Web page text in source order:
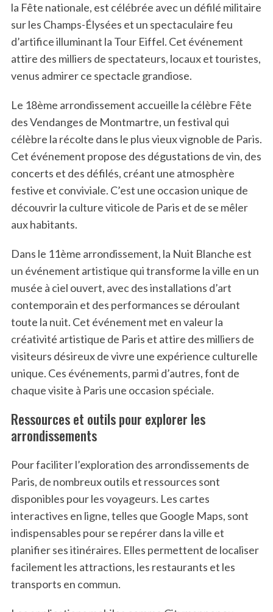
la Fête nationale, est célébrée avec un défilé militaire
sur les Champs-Élysées et un spectaculaire feu
d’artifice illuminant la Tour Eiffel. Cet événement
attire des milliers de spectateurs, locaux et touristes,
venus admirer ce spectacle grandiose.
Le 18ème arrondissement accueille la célèbre Fête
des Vendanges de Montmartre, un festival qui
célèbre la récolte dans le plus vieux vignoble de Paris.
Cet événement propose des dégustations de vin, des
concerts et des défilés, créant une atmosphère
festive et conviviale. C’est une occasion unique de
découvrir la culture viticole de Paris et de se mêler
aux habitants.
Dans le 11ème arrondissement, la Nuit Blanche est
un événement artistique qui transforme la ville en un
musée à ciel ouvert, avec des installations d’art
contemporain et des performances se déroulant
toute la nuit. Cet événement met en valeur la
créativité artistique de Paris et attire des milliers de
visiteurs désireux de vivre une expérience culturelle
unique. Ces événements, parmi d’autres, font de
chaque visite à Paris une occasion spéciale.
Ressources et outils pour explorer les
arrondissements
Pour faciliter l’exploration des arrondissements de
Paris, de nombreux outils et ressources sont
disponibles pour les voyageurs. Les cartes
interactives en ligne, telles que Google Maps, sont
indispensables pour se repérer dans la ville et
planifier ses itinéraires. Elles permettent de localiser
facilement les attractions, les restaurants et les
transports en commun.